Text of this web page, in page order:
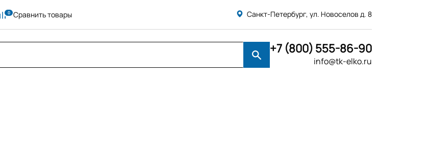
Сравнить товары Санкт-Петербург, ул. Новоселов д. 8
+7 (800) 555-86-90
info@tk-elko.ru